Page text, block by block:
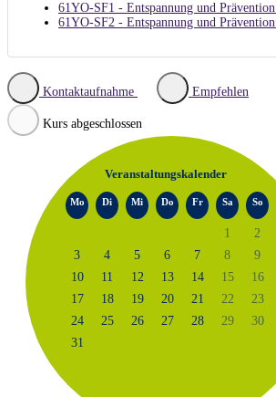
61YO-SF1 - Entspannung und
61YO-SF2 - Entspannung und
Kontaktaufnahme Empfehlen
Kurs abgeschlossen
Veranstaltungskalender
Mo Di Mi Do Fr Sa So
1
2
3
4 5 6 7 8
9
10
11 12 13 14 15
16
17
18 19 20 21 22
23
24
25 26 27 28 29
30
31